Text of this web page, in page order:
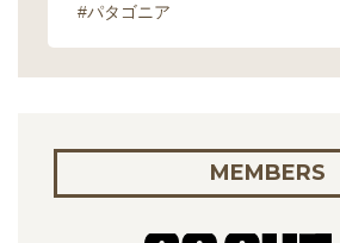
#パタゴニア
MEMBERS